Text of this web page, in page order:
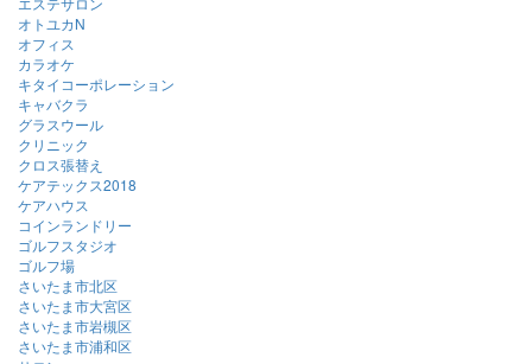
オトユカN
オフィス
カラオケ
キタイコーポレーション
キャバクラ
グラスウール
クリニック
クロス張替え
ケアテックス2018
ケアハウス
コインランドリー
ゴルフスタジオ
ゴルフ場
さいたま市北区
さいたま市大宮区
さいたま市岩槻区
さいたま市浦和区